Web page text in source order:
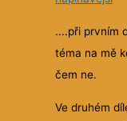
....při prvním
téma na mě
čem ne.
Ve druhém